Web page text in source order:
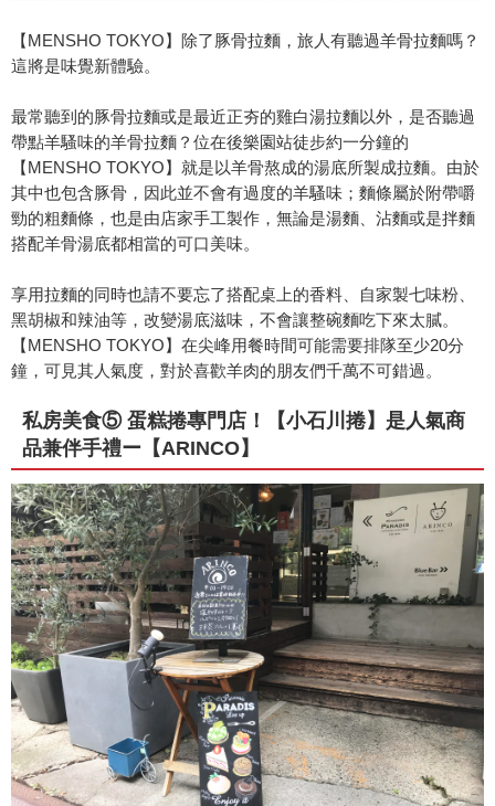
【MENSHO TOKYO】除了豚骨拉麵，旅人有聽過羊骨拉麵嗎？
這將是味覺新體驗。
最常聽到的豚骨拉麵或是最近正夯的雞白湯拉麵以外，是否聽過
帶點羊騷味的羊骨拉麵？位在後樂園站徒步約一分鐘的
【MENSHO TOKYO】就是以羊骨熬成的湯底所製成拉麵。由於
其中也包含豚骨，因此並不會有過度的羊騷味；麵條屬於附帶嚼
勁的粗麵條，也是由店家手工製作，無論是湯麵、沾麵或是拌麵
搭配羊骨湯底都相當的可口美味。
享用拉麵的同時也請不要忘了搭配桌上的香料、自家製七味粉、
黑胡椒和辣油等，改變湯底滋味，不會讓整碗麵吃下來太膩。
【MENSHO TOKYO】在尖峰用餐時間可能需要排隊至少20分
鐘，可見其人氣度，對於喜歡羊肉的朋友們千萬不可錯過。
私房美食⑤ 蛋糕捲專門店！【小石川捲】是人氣商
品兼伴手禮ー【ARINCO】